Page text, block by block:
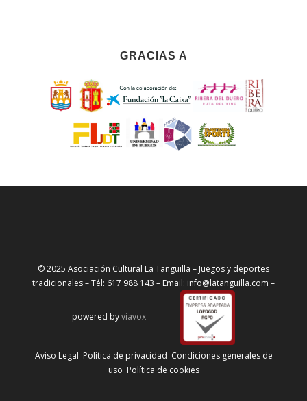
GRACIAS A
© 2025 Asociación Cultural La Tanguilla – Juegos y deportes
tradicionales – Tél: 617 988 143 – Email: info@latanguilla.com –
powered byviavox
Aviso Legal Política de privacidad Condiciones generales de
uso Política de cookies